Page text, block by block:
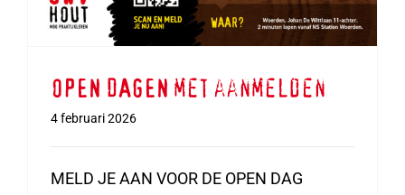
OPEN DAGEN met aanmelden
4 februari 2026
MELD JE AAN VOOR DE OPEN DAG